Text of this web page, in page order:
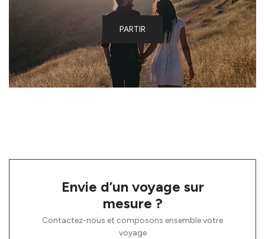
PARTIR
Envie d’un voyage sur
mesure ?
Contactez-nous et composons ensemble votre
voyage